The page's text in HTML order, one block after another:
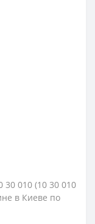
30 010 (10 30 010
в Киеве по